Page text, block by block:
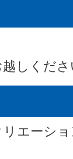
しくだ
エーシ